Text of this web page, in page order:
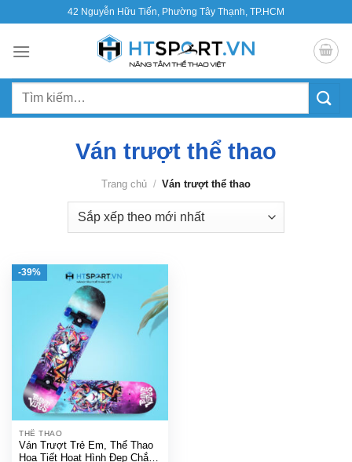
nội
42 Nguyễn Hữu Tiến, Phường Tây Thạnh, TP.HCM
Tìm
Ván trượt thể thao
Trang chủ / Ván trượt thể thao
-39%
THỂ THAO
Ván Trượt Trẻ Em, Thể Thao
Họa Tiết Hoạt Hình Đẹp Chắc